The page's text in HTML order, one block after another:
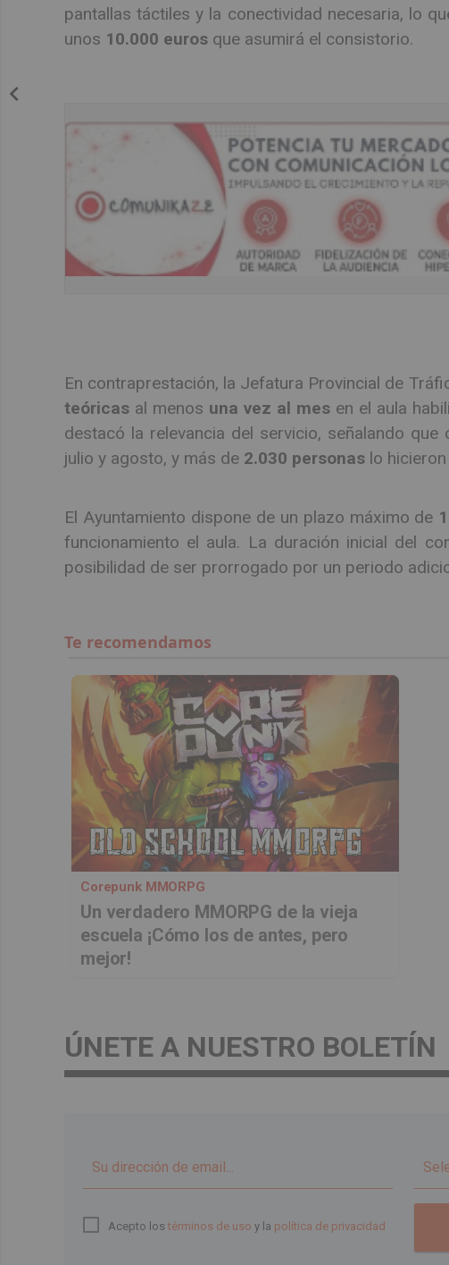
pantallas táctiles y la conectividad necesaria, lo
unos 10.000 euros que asumirá el consistorio.
En contraprestación, la Jefatura Provincial de
teóricas al menos una vez al mes en el aula
destacó la relevancia del servicio, señalando que
julio y agosto, y más de 2.030 personas lo
El Ayuntamiento dispone de un plazo máximo de
funcionamiento el aula. La duración inicial del
posibilidad de ser prorrogado por un periodo
Corepunk MMORPG
Un verdadero MMORPG de la vieja
escuela ¡Cómo los de antes, pero
mejor!
ÚNETE A NUESTRO BOLETÍN
Acepto los términos de uso y la política de privacidad